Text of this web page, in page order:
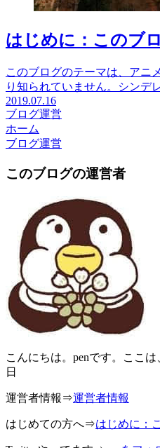
はじめに：このブ
このブログのテーマは、アニ
り知られていません。シンデ
2019.07.16
ブログ運営
ホーム
ブログ運営
このブログの運営者
こんにちは。penです。ここ
日
運営者情報⇒運営者情報
はじめての方へ⇒はじめに：